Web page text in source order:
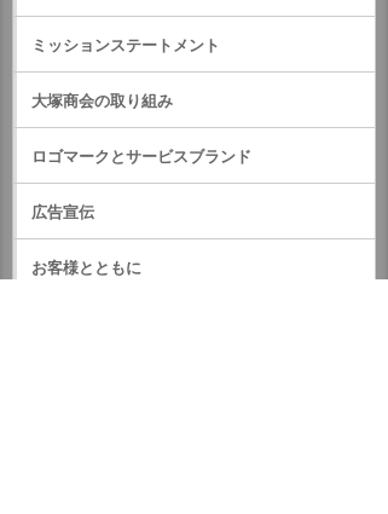
ミッションステートメント
大塚商会の取り組み
ロゴマークとサービスブランド
広告宣伝
お客様とともに